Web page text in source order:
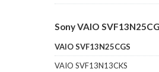
Sony VAIO
VAIO SVF13N25CGS
VAIO SVF13N13CKS